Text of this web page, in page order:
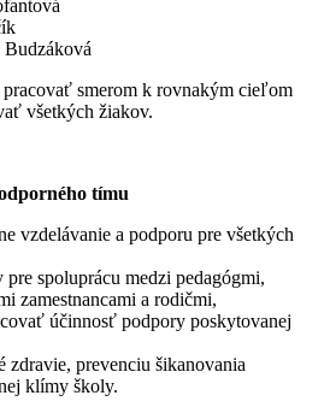
smerom k rovnakým cieľom
všetkých žiakov.
tímu
vzdelávanie a podporu pre všetkých
spoluprácu medzi pedagógmi,
zamestnancami a rodičmi,
účinnosť podpory poskytovanej
zdravie, prevenciu šikanovania
klímy školy.